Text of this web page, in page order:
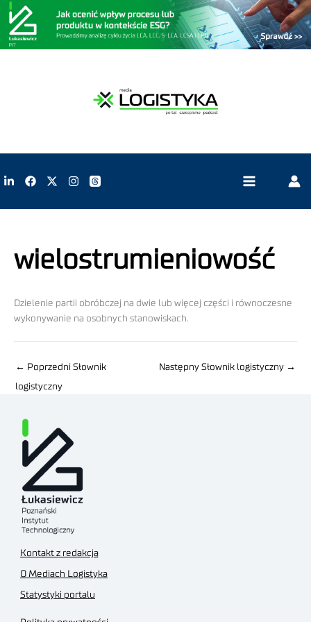
wielostrumieniowość
Dzielenie partii obróbczej na dwie lub więcej części i równoczesne
wykonywanie na osobnych stanowiskach.
← Poprzedni Słownik
logistyczny
Następny Słownik logistyczny →
Kontakt z redakcją
O Mediach Logistyka
Statystyki portalu